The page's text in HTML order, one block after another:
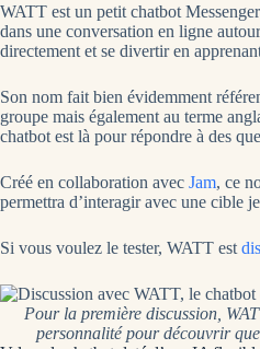
WATT est un petit chatbot
dans une conversation en ligne
directement et se divertir en
Son nom fait bien évidemment
groupe mais également au terme
chatbot est là pour répondre à des
Créé en collaboration avec Jam, ce
permettra d’interagir avec une cible
Si vous voulez le tester, WATT est
Pour la première discussion,
personnalité pour découvrir